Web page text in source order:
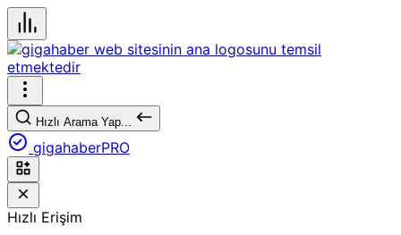
Hızlı Arama Yap...
gigahaberPRO
Hızlı Erişim